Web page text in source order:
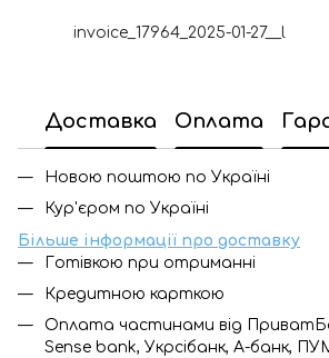
invoice_17964_2025-01-27__l
Доставка Оплата
Новою поштою по Україні
Кур'єром по Україні
Більше інформації про доставку
Готівкою при отриманні
Кредитною карткою
Оплата частинами від
Sense bank, Укрсібанк, А-банк,